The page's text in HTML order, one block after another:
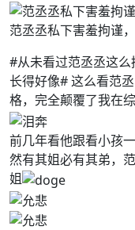
范丞丞私下害羞拘谨
#从未看过范丞丞这
长得好像# 这么看范
格，完全颠覆了我在
前几年看他跟看小孩
然有其姐必有其弟，
姐